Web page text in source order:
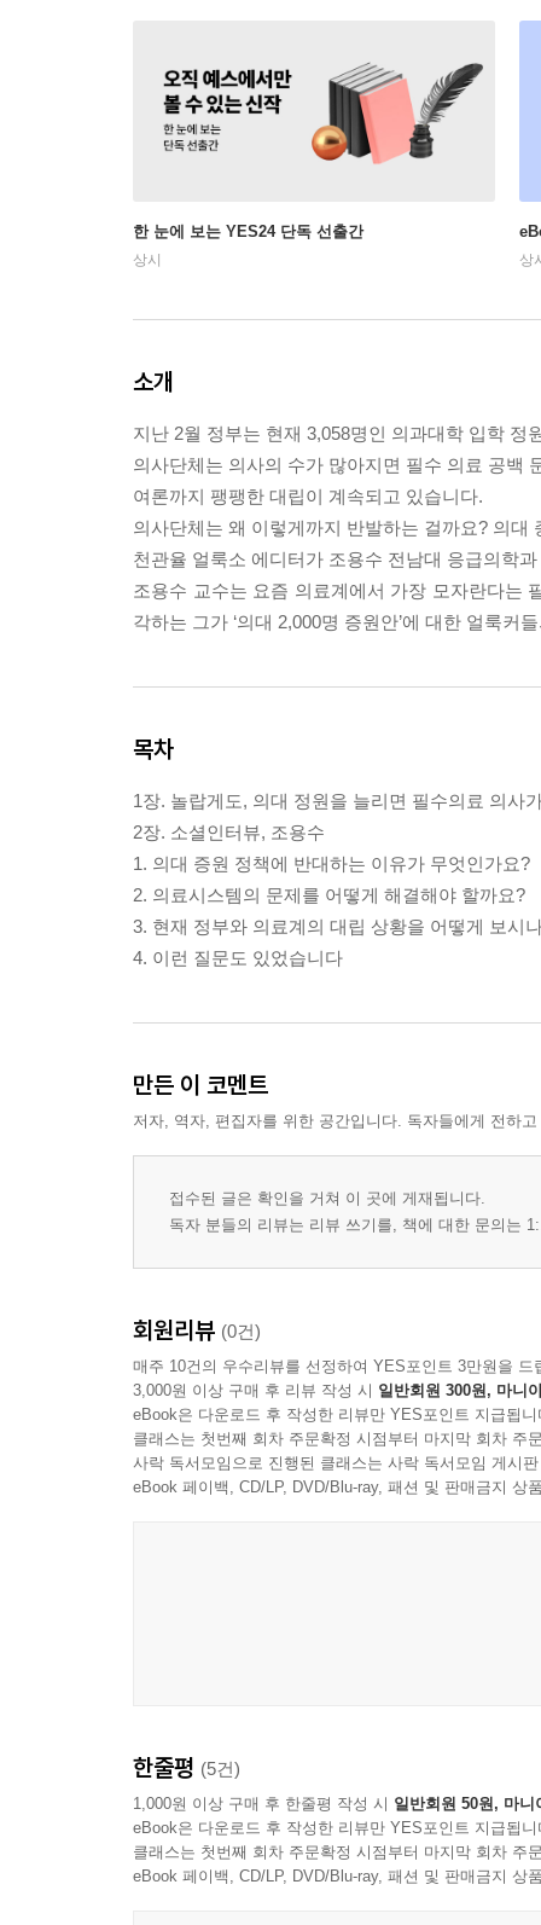
한 눈에 보는 YES24 단독 선출간
상시 상
소개
지난 2월 정부는 현재 3,058명인 의과대학 입학
의사단체는 의사의 수가 많아지면 필수 의료 공백
여론까지 팽팽한 대립이 계속되고 있습니다.
의사단체는 왜 이렇게까지 반발하는 걸까요? 의
천관율 얼룩소 에디터가 조용수 전남대 응급의학
조용수 교수는 요즘 의료계에서 가장 모자란다는
각하는 그가 ‘의대 2,000명 증원안’에 대한 얼룩커
목차
1장. 놀랍게도, 의대 정원을 늘리면 필수의료 의사
2장. 소셜인터뷰, 조용수
1. 의대 증원 정책에 반대하는 이유가 무엇인가요?
2. 의료시스템의 문제를 어떻게 해결해야 할까요?
3. 현재 정부와 의료계의 대립 상황을 어떻게 보시
4. 이런 질문도 있었습니다
만든 이 코멘트
저자, 역자, 편집자를 위한 공간입니다. 독자들에게 전하
접수된 글은 확인을 거쳐 이 곳에 게재됩니다.
독자 분들의 리뷰는 리뷰 쓰기를, 책에 대한 문의는
회원리뷰 (0건)
매주 10건의 우수리뷰를 선정하여 YES포인트 3만원을 드
3,000원 이상 구매 후 리뷰 작성 시 일반회원 300원, 마니
eBook은 다운로드 후 작성한 리뷰만 YES포인트 지급됩니
클래스는 첫번째 회차 주문확정 시점부터 마지막 회차 주
사락 독서모임으로 진행된 클래스는 사락 독서모임 게시
eBook 페이백, CD/LP, DVD/Blu-ray, 패션 및 판매금지 상
한줄평 (5건)
1,000원 이상 구매 후 한줄평 작성 시 일반회원 50원, 마니
eBook은 다운로드 후 작성한 리뷰만 YES포인트 지급됩니
클래스는 첫번째 회차 주문확정 시점부터 마지막 회차 주
eBook 페이백, CD/LP, DVD/Blu-ray, 패션 및 판매금지 상